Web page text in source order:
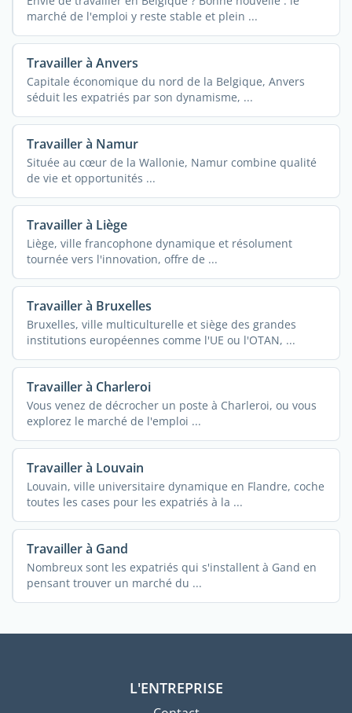
marché de l'emploi y reste stable et plein ...
Travailler à Anvers
Capitale économique du nord de la Belgique, Anvers
séduit les expatriés par son dynamisme, ...
Travailler à Namur
Située au cœur de la Wallonie, Namur combine qualité
de vie et opportunités ...
Travailler à Liège
Liège, ville francophone dynamique et résolument
tournée vers l'innovation, offre de ...
Travailler à Bruxelles
Bruxelles, ville multiculturelle et siège des grandes
institutions européennes comme l'UE ou l'OTAN, ...
Travailler à Charleroi
Vous venez de décrocher un poste à Charleroi, ou vous
explorez le marché de l'emploi ...
Travailler à Louvain
Louvain, ville universitaire dynamique en Flandre, coche
toutes les cases pour les expatriés à la ...
Travailler à Gand
Nombreux sont les expatriés qui s'installent à Gand en
pensant trouver un marché du ...
L'ENTREPRISE